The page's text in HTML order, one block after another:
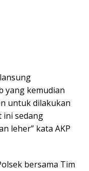
yang kemudian
untuk dilakukan
ini sedang
leher” kata AKP
bersama Tim